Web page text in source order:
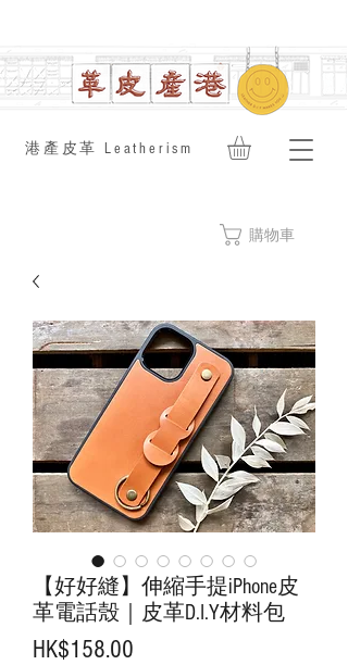
​港產皮革 Leatherism
購物車
【好好縫】伸縮手提iPhone皮
革電話殼｜皮革D.I.Y材料包
HK$158.00